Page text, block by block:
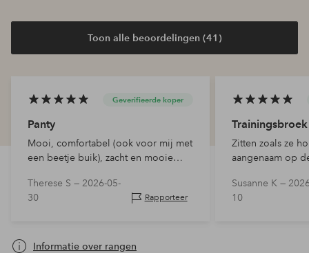
Toon alle beoordelingen (41)
Geverifieerde koper
Panty
Mooi, comfortabel (ook voor mij met
een beetje buik), zacht en mooie
Therese S — 2026-05-
30
Rapporteer
Trainingsbroek
Zitten zoals ze
aangenaam op
Susanne K —
10
Informatie over rangen